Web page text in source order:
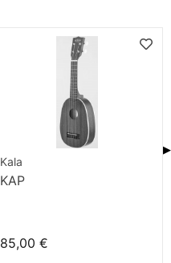
Kala
KAP
85,00 €
▶